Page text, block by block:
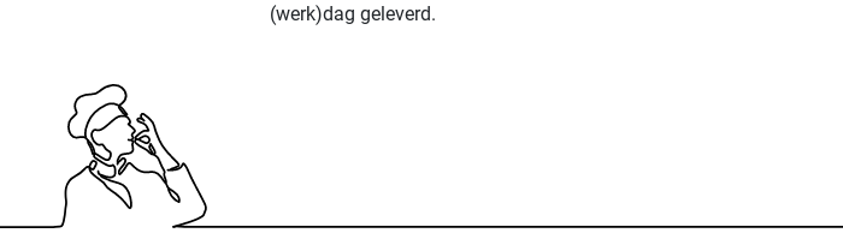
(werk)dag geleverd.